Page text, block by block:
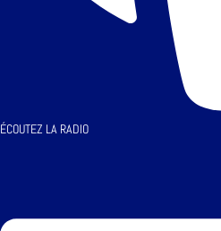
ÉCOUTEZ LA RADIO